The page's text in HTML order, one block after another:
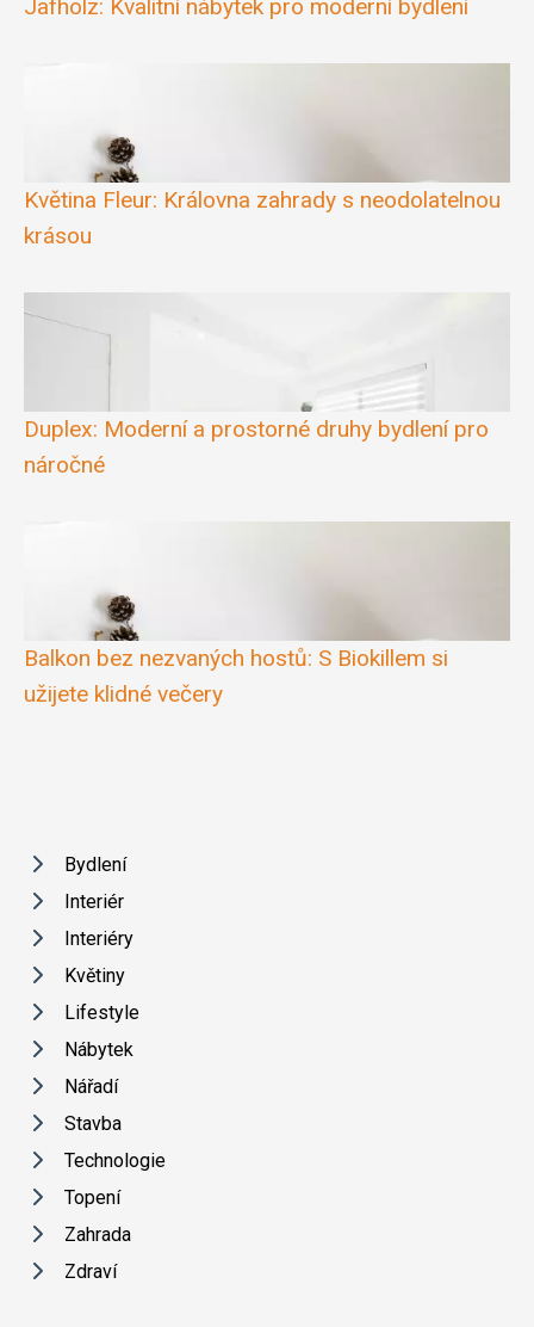
Jafholz: Kvalitní nábytek pro moderní bydlení
Květina Fleur: Královna zahrady s neodolatelnou
krásou
Duplex: Moderní a prostorné druhy bydlení pro
náročné
Balkon bez nezvaných hostů: S Biokillem si
užijete klidné večery
Bydlení
Interiér
Interiéry
Květiny
Lifestyle
Nábytek
Nářadí
Stavba
Technologie
Topení
Zahrada
Zdraví